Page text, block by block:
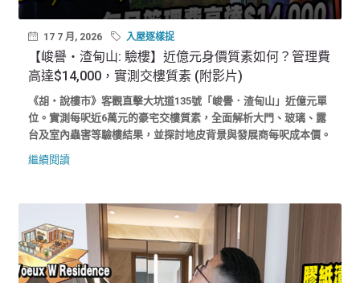
17 7 月, 2026 入屋逐樣捉
【峻譽‧渣甸山: 驗樓】近億元身價質素如何？管理費
高達$14,000，實測交樓質素 (附影片)
《胡‧說樓市》客觀直擊大坑道135號「峻譽．渣甸山」近億元單
位。實測每呎近6萬元的豪宅交樓質素，全面解析大門、玻璃、露
台及室內蟲害等驗樓結果，並探討地皮背景與發展商每呎成本價。
繼續閱讀